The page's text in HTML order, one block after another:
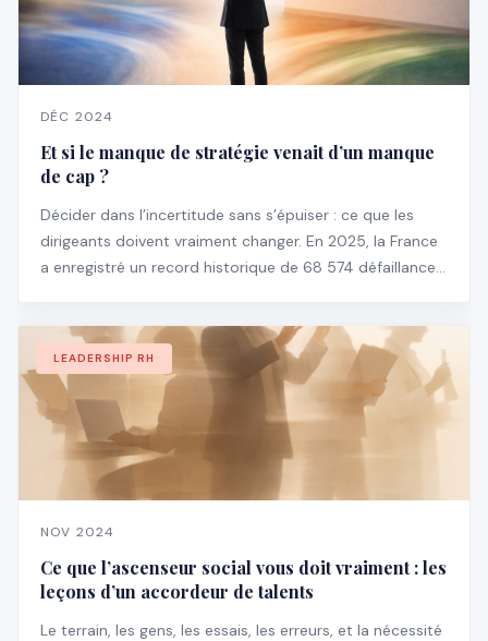
DÉC 2024
Et si le manque de stratégie venait d’un manque
de cap ?
Décider dans l’incertitude sans s’épuiser : ce que les
dirigeants doivent vraiment changer. En 2025, la France
a enregistré un record historique de 68 574 défaillances
salariés (+18,6 %).
LEADERSHIP RH
NOV 2024
Ce que l’ascenseur social vous doit vraiment : les
leçons d’un accordeur de talents
Le terrain, les gens, les essais, les erreurs, et la nécessité